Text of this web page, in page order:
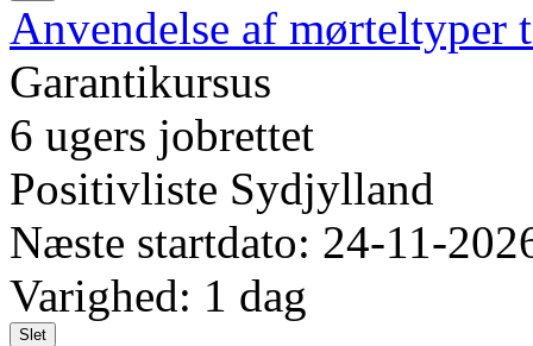
Anvendelse af
Garantikursus
6 ugers jobrettet
Positivliste Sydjylland
Næste startdato: 24-11-
Varighed: 1 dag
Slet